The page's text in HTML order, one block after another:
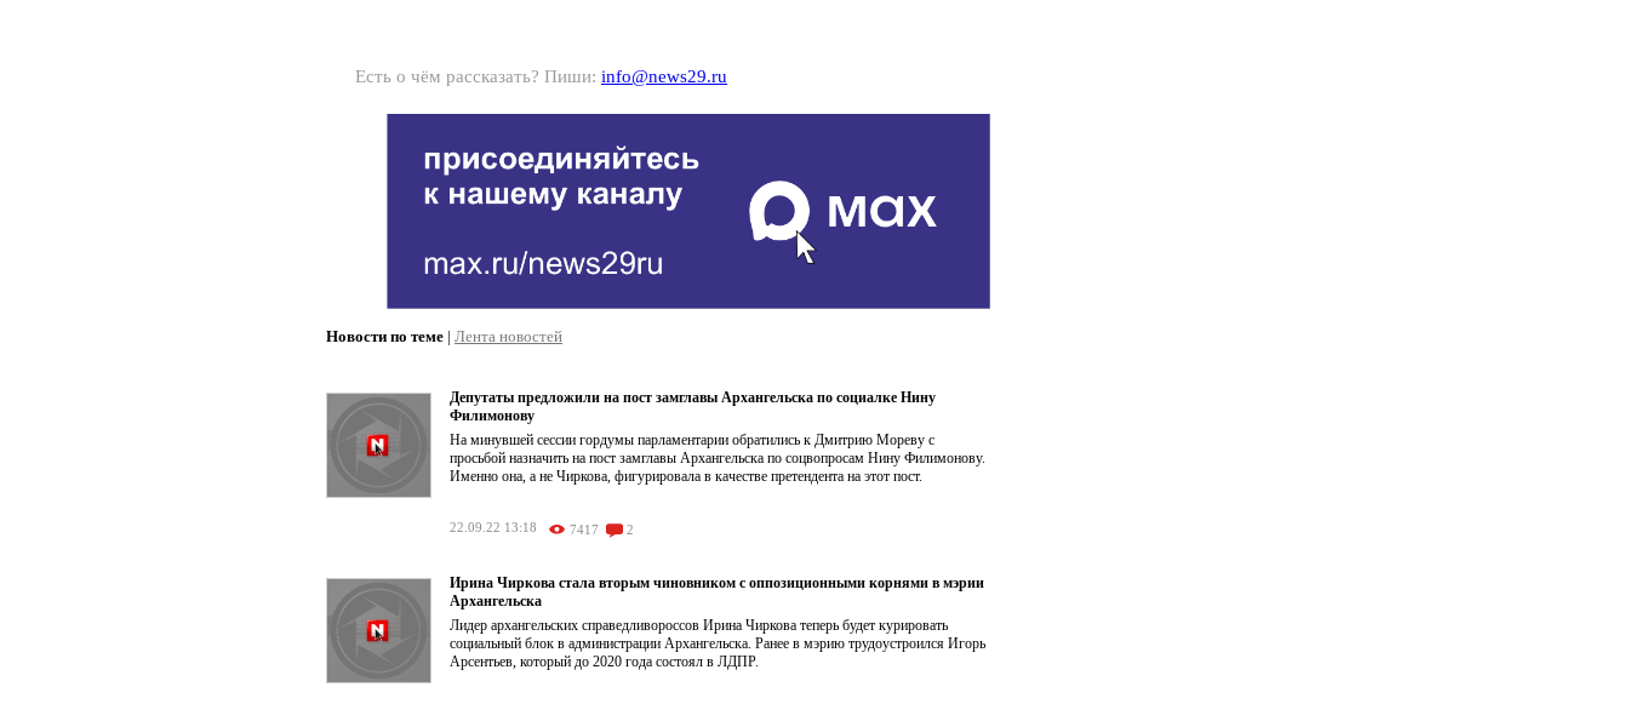
Есть о чём рассказать? Пиши: info@news29.ru
Новости по теме | Лента новостей
Депутаты предложили на пост замглавы Архангельска по социалке Нину
Филимонову
На минувшей сессии гордумы парламентарии обратились к Дмитрию Мореву с
просьбой назначить на пост замглавы Архангельска по соцвопросам Нину Филимонову.
Именно она, а не Чиркова, фигурировала в качестве претендента на этот пост.
22.09.22 13:18 7417 2
Ирина Чиркова стала вторым чиновником с оппозиционными корнями в мэрии
Архангельска
Лидер архангельских справедливороссов Ирина Чиркова теперь будет курировать
социальный блок в администрации Архангельска. Ранее в мэрию трудоустроился Игорь
Арсентьев, который до 2020 года состоял в ЛДПР.